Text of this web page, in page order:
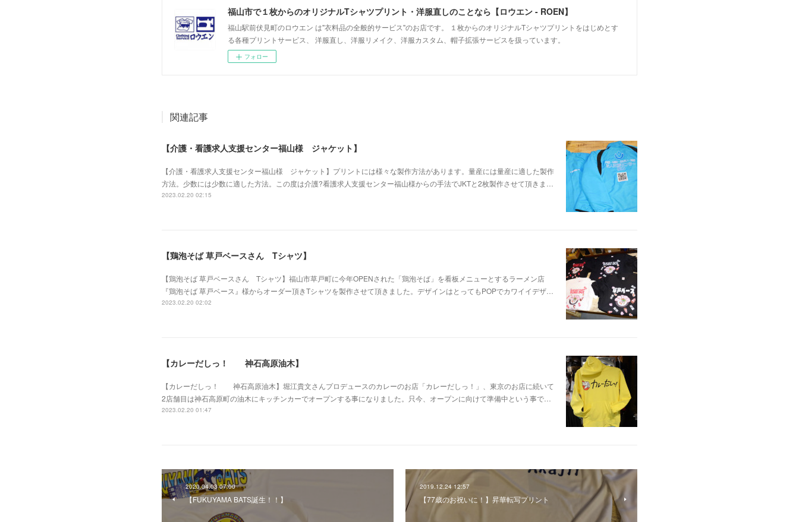
福山市で１枚からのオリジナルTシャツプリント・洋服直しのことなら【ロウエン - ROEN】
福山駅前伏見町のロウエン は"衣料品の全般的サービス"のお店です。 １枚からのオリジナルTシャツプリントをはじめとす
る各種プリントサービス、 洋服直し、洋服リメイク、洋服カスタム、帽子拡張サービスを扱っています。
フォロー
関連記事
【介護・看護求人支援センター福山様 ジャケット】
【介護・看護求人支援センター福山様 ジャケット】プリントには様々な製作方法があります。量産には量産に適した製作
方法。少数には少数に適した方法。この度は介護?看護求人支援センター福山様からの手法でJKTと2枚製作させて頂きま…
2023.02.20 02:15
【鶏泡そば 草戸ベースさん Tシャツ】
【鶏泡そば 草戸ベースさん Tシャツ】福山市草戸町に今年OPENされた「鶏泡そば」を看板メニューとするラーメン店
『鶏泡そば 草戸ベース』様からオーダー頂きTシャツを製作させて頂きました。デザインはとってもPOPでカワイイデザ…
2023.02.20 02:02
【カレーだしっ！ 神石高原油木】
【カレーだしっ！ 神石高原油木】堀江貴文さんプロデュースのカレーのお店「カレーだしっ！」、東京のお店に続いて
2店舗目は神石高原町の油木にキッチンカーでオープンする事になりました。只今、オープンに向けて準備中という事で…
2023.02.20 01:47
2020.04.03 07:00
【FUKUYAMA BATS誕生！！】
2019.12.24 12:57
【77歳のお祝いに！】昇華転写プリント